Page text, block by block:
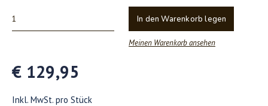
In den Warenkorb legen
Meinen Warenkorb ansehen
€ 129,95
Inkl. MwSt. pro Stück